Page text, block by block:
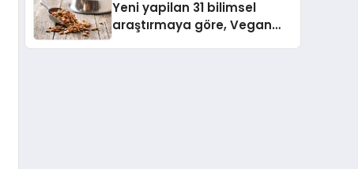
Yeni yapilan 31 bilimsel
araştırmaya göre, Vegan